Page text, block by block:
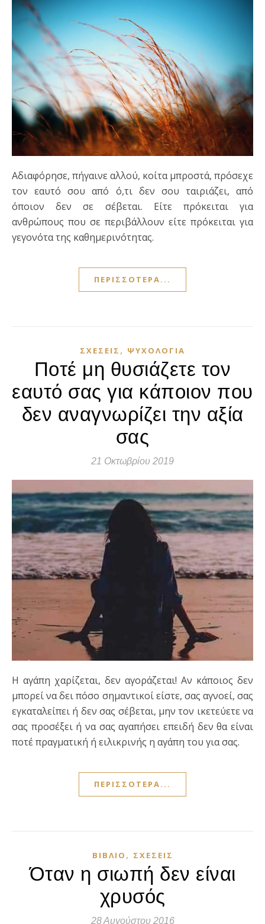
Αδιαφόρησε, πήγαινε αλλού, κοίτα μπροστά, πρόσεχε
τον εαυτό σου από ό,τι δεν σου ταιριάζει, από
όποιον δεν σε σέβεται. Είτε πρόκειται για
ανθρώπους που σε περιβάλλουν είτε πρόκειται για
γεγονότα της καθημερινότητας.
ΠΕΡΙΣΣΌΤΕΡΑ...
ΣΧΈΣΕΙΣ , ΨΥΧΟΛΟΓΊΑ
Ποτέ μη θυσιάζετε τον
εαυτό σας για κάποιον που
δεν αναγνωρίζει την αξία
σας
21 Οκτωβρίου 2019
Η αγάπη χαρίζεται, δεν αγοράζεται! Αν κάποιος δεν
μπορεί να δει πόσο σημαντικοί είστε, σας αγνοεί, σας
εγκαταλείπει ή δεν σας σέβεται, μην τον ικετεύετε να
σας προσέξει ή να σας αγαπήσει επειδή δεν θα είναι
ποτέ πραγματική ή ειλικρινής η αγάπη του για σας.
ΠΕΡΙΣΣΌΤΕΡΑ...
ΒΙΒΛΊΟ , ΣΧΈΣΕΙΣ
Όταν η σιωπή δεν είναι
χρυσός
28 Αυγούστου 2016